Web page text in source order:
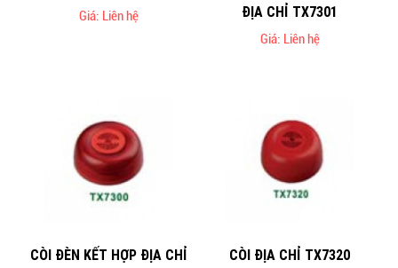
Giá: Liên hệ
ĐỊA CHỈ TX7301
Giá: Liên hệ
CÒI ĐÈN KẾT HỢP ĐỊA CHỈ
CÒI ĐỊA CHỈ TX7320